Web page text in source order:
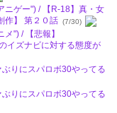
ゲー") / 【R-18】真・女
作】 第２０話 (7/30)
") / 【悲報】
イズナビに対する態度が
りにスパロボ30やってる
りにスパロボ30やってる